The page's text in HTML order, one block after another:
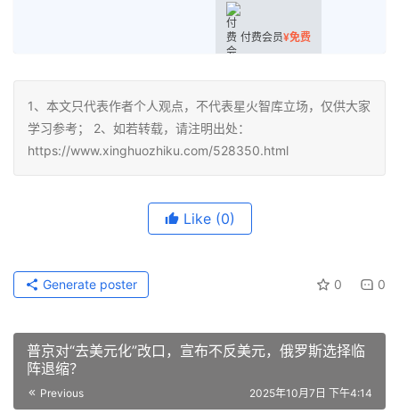
付费会员¥免费
1、本文只代表作者个人观点，不代表星火智库立场，仅供大家
学习参考； 2、如若转载，请注明出处：
https://www.xinghuozhiku.com/528350.html
Like (0)
0 0
Generate poster
普京对“去美元化”改口，宣布不反美元，俄罗斯选择临
阵退缩？
Previous 2025年10月7日 下午4:14